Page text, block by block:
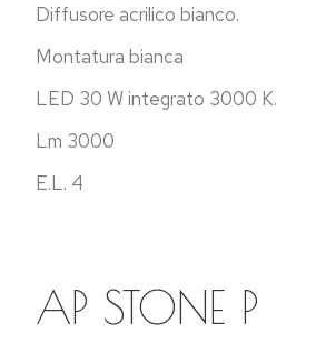
Diffusore acrilico bianco.
Montatura bianca
LED 30 W integrato 3000 K.
Lm 3000
E.L. 4
AP STONE P